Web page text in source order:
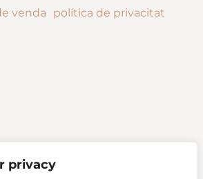
privacy
venda política de privacitat